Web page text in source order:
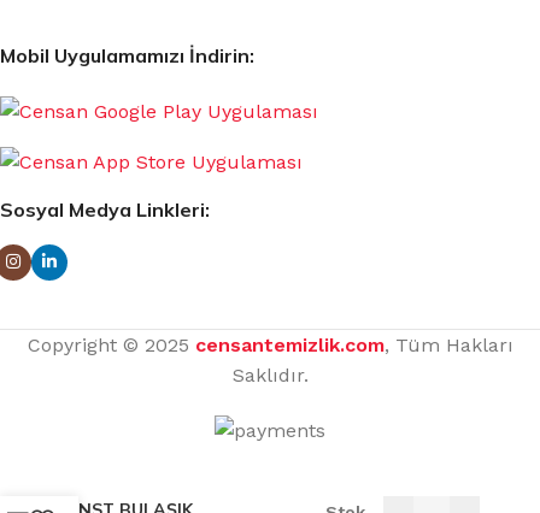
Mobil Uygulamamızı İndirin:
Sosyal Medya Linkleri:
Copyright © 2025 censantemizlik.com, Tüm Hakları
Saklıdır.